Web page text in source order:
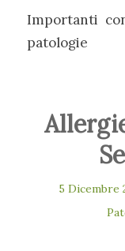
Importanti
patologie
5 Dicembre